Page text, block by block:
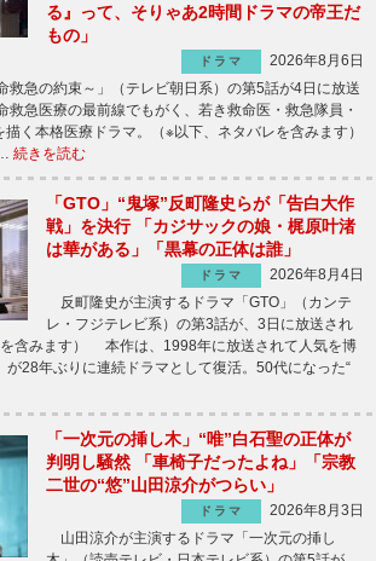
る』って、そりゃあ2時間ドラマの帝王だ
もの」
ドラマ
2026年8月6日
急の約束～」（テレビ朝日系）の第5話が4日に放送
急医療の最前線でもがく、若き救命医・救急隊員・
く本格医療ドラマ。（※以下、ネタバレを含みます）
続きを読む
「GTO」“鬼塚”反町隆史らが「告白大作
戦」を決行 「カジサックの娘・梶原叶渚
は華がある」「黒幕の正体は誰」
ドラマ
2026年8月4日
反町隆史が主演するドラマ「GTO」（カンテ
レ・フジテレビ系）の第3話が、3日に放送され
含みます） 本作は、1998年に放送されて人気を博
が28年ぶりに連続ドラマとして復活。50代になった“
「一次元の挿し木」“唯”白石聖の正体が
判明し騒然 「車椅子だったよね」「宗教
二世の“悠”山田涼介がつらい」
ドラマ
2026年8月3日
山田涼介が主演するドラマ「一次元の挿し